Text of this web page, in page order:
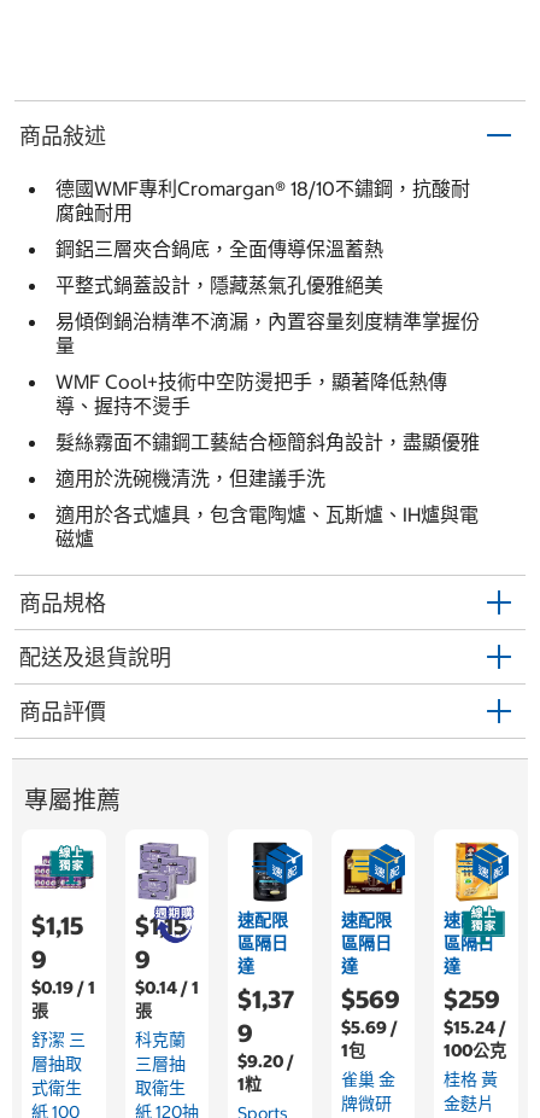
商品敍述
德國WMF專利Cromargan® 18/10不鏽鋼，抗酸耐
腐蝕耐用
鋼鋁三層夾合鍋底，全面傳導保溫蓄熱
平整式鍋蓋設計，隱藏蒸氣孔優雅絕美
易傾倒鍋治精準不滴漏，內置容量刻度精準掌握份
量
WMF Cool+技術中空防燙把手，顯著降低熱傳
導、握持不燙手
髮絲霧面不鏽鋼工藝結合極簡斜角設計，盡顯優雅
適用於洗碗機清洗，但建議手洗
適用於各式爐具，包含電陶爐、瓦斯爐、IH爐與電
磁爐
商品規格
配送及退貨說明
商品評價
專屬推薦
$1,15
9
$0.19 / 1
張
舒潔 三
層抽取
式衛生
紙 100
$1,15
9
$0.14 / 1
張
科克蘭
三層抽
取衛生
紙 120抽
速配限
區隔日
達
$1,37
9
$9.20 /
1粒
Sports
速配限
區隔日
達
$569
$5.69 /
1包
雀巢 金
牌微研
速配限
區隔日
達
$259
$15.24 /
100公克
桂格 黃
金麩片